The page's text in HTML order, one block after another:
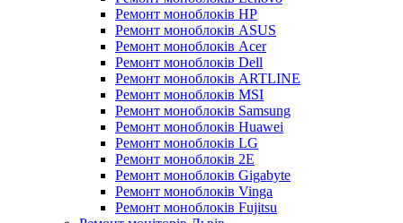
Ремонт моноблоків HP
Ремонт моноблоків ASUS
Ремонт моноблоків Acer
Ремонт моноблоків Dell
Ремонт моноблоків ARTLINE
Ремонт моноблоків MSI
Ремонт моноблоків Samsung
Ремонт моноблоків Huawei
Ремонт моноблоків LG
Ремонт моноблоків 2E
Ремонт моноблоків Gigabyte
Ремонт моноблоків Vinga
Ремонт моноблоків Fujitsu